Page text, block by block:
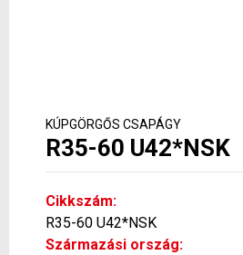
KÚPGÖRGŐS CSAPÁGY
R35-60 U42*NSK
Cikkszám:
R35-60 U42*NSK
Származási ország: